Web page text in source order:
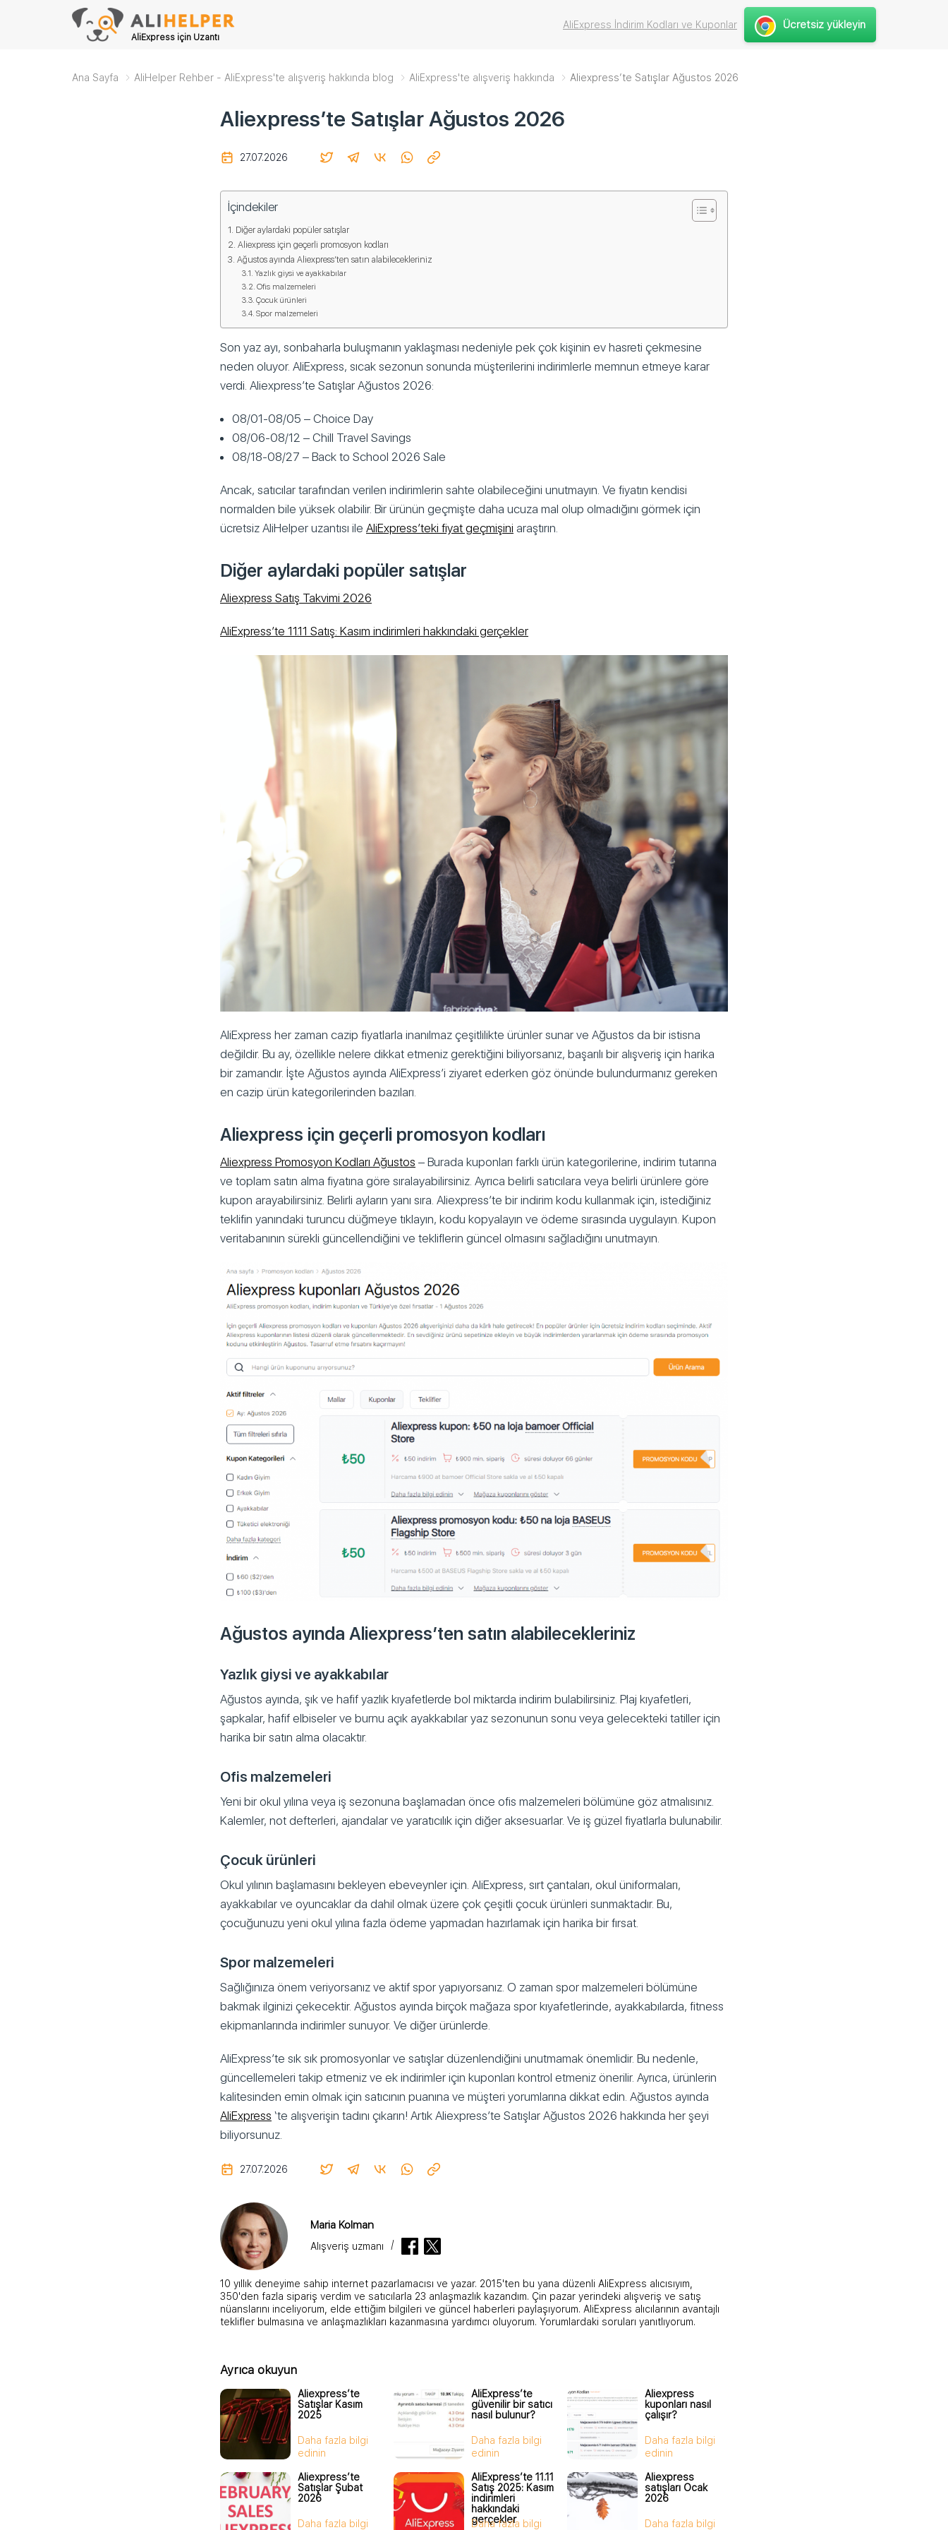
AliExpress için Uzantı
AliExpress İndirim Kodları ve Kuponlar Ücretsiz yükleyin
Ana Sayfa AliHelper Rehber - AliExpress'te alışveriş hakkında blog AliExpress'te alışveriş hakkında Aliexpress’te Satışlar Ağustos 2026
Aliexpress’te Satışlar Ağustos 2026
27.07.2026
İçindekiler
Diğer aylardaki popüler satışlar
Aliexpress için geçerli promosyon kodları
Ağustos ayında Aliexpress’ten satın alabilecekleriniz
Yazlık giysi ve ayakkabılar
Ofis malzemeleri
Çocuk ürünleri
Spor malzemeleri
Son yaz ayı, sonbaharla buluşmanın yaklaşması nedeniyle pek çok kişinin ev hasreti çekmesine
neden oluyor. AliExpress, sıcak sezonun sonunda müşterilerini indirimlerle memnun etmeye karar
verdi. Aliexpress’te Satışlar Ağustos 2026:
08/01-08/05 – Choice Day
08/06-08/12 – Chill Travel Savings
08/18-08/27 – Back to School 2026 Sale
Ancak, satıcılar tarafından verilen indirimlerin sahte olabileceğini unutmayın. Ve fiyatın kendisi
normalden bile yüksek olabilir. Bir ürünün geçmişte daha ucuza mal olup olmadığını görmek için
ücretsiz AliHelper uzantısı ile AliExpress’teki fiyat geçmişini araştırın.
Diğer aylardaki popüler satışlar
Aliexpress Satış Takvimi 2026
AliExpress’te 11.11 Satış: Kasım indirimleri hakkındaki gerçekler
AliExpress her zaman cazip fiyatlarla inanılmaz çeşitlilikte ürünler sunar ve Ağustos da bir istisna
değildir. Bu ay, özellikle nelere dikkat etmeniz gerektiğini biliyorsanız, başarılı bir alışveriş için harika
bir zamandır. İşte Ağustos ayında AliExpress’i ziyaret ederken göz önünde bulundurmanız gereken
en cazip ürün kategorilerinden bazıları.
Aliexpress için geçerli promosyon kodları
Aliexpress Promosyon Kodları Ağustos – Burada kuponları farklı ürün kategorilerine, indirim tutarına
ve toplam satın alma fiyatına göre sıralayabilirsiniz. Ayrıca belirli satıcılara veya belirli ürünlere göre
kupon arayabilirsiniz. Belirli ayların yanı sıra. Aliexpress’te bir indirim kodu kullanmak için, istediğiniz
teklifin yanındaki turuncu düğmeye tıklayın, kodu kopyalayın ve ödeme sırasında uygulayın. Kupon
veritabanının sürekli güncellendiğini ve tekliflerin güncel olmasını sağladığını unutmayın.
Ağustos ayında Aliexpress’ten satın alabilecekleriniz
Yazlık giysi ve ayakkabılar
Ağustos ayında, şık ve hafif yazlık kıyafetlerde bol miktarda indirim bulabilirsiniz. Plaj kıyafetleri,
şapkalar, hafif elbiseler ve burnu açık ayakkabılar yaz sezonunun sonu veya gelecekteki tatiller için
harika bir satın alma olacaktır.
Ofis malzemeleri
Yeni bir okul yılına veya iş sezonuna başlamadan önce ofis malzemeleri bölümüne göz atmalısınız.
Kalemler, not defterleri, ajandalar ve yaratıcılık için diğer aksesuarlar. Ve iş güzel fiyatlarla bulunabilir.
Çocuk ürünleri
Okul yılının başlamasını bekleyen ebeveynler için. AliExpress, sırt çantaları, okul üniformaları,
ayakkabılar ve oyuncaklar da dahil olmak üzere çok çeşitli çocuk ürünleri sunmaktadır. Bu,
çocuğunuzu yeni okul yılına fazla ödeme yapmadan hazırlamak için harika bir fırsat.
Spor malzemeleri
Sağlığınıza önem veriyorsanız ve aktif spor yapıyorsanız. O zaman spor malzemeleri bölümüne
bakmak ilginizi çekecektir. Ağustos ayında birçok mağaza spor kıyafetlerinde, ayakkabılarda, fitness
ekipmanlarında indirimler sunuyor. Ve diğer ürünlerde.
AliExpress’te sık sık promosyonlar ve satışlar düzenlendiğini unutmamak önemlidir. Bu nedenle,
güncellemeleri takip etmeniz ve ek indirimler için kuponları kontrol etmeniz önerilir. Ayrıca, ürünlerin
kalitesinden emin olmak için satıcının puanına ve müşteri yorumlarına dikkat edin. Ağustos ayında
AliExpress ‘te alışverişin tadını çıkarın! Artık Aliexpress’te Satışlar Ağustos 2026 hakkında her şeyi
biliyorsunuz.
27.07.2026
Maria Kolman
Alışveriş uzmanı
10 yıllık deneyime sahip internet pazarlamacısı ve yazar. 2015'ten bu yana düzenli AliExpress alıcısıyım,
350'den fazla sipariş verdim ve satıcılarla 23 anlaşmazlık kazandım. Çin pazar yerindeki alışveriş ve satış
nüanslarını inceliyorum, elde ettiğim bilgileri ve güncel haberleri paylaşıyorum. AliExpress alıcılarının avantajlı
teklifler bulmasına ve anlaşmazlıkları kazanmasına yardımcı oluyorum. Yorumlardaki soruları yanıtlıyorum.
Ayrıca okuyun
Aliexpress’te
Satışlar Kasım
2025
Daha fazla bilgi
edinin
AliExpress’te
güvenilir bir satıcı
nasıl bulunur?
Daha fazla bilgi
edinin
Aliexpress
kuponları nasıl
çalışır?
Daha fazla bilgi
edinin
Aliexpress’te
Satışlar Şubat
2026
Daha fazla bilgi
AliExpress’te 11.11
Satış 2025: Kasım
indirimleri
hakkındaki
gerçekler
Daha fazla bilgi
Aliexpress
satışları Ocak
2026
Daha fazla bilgi